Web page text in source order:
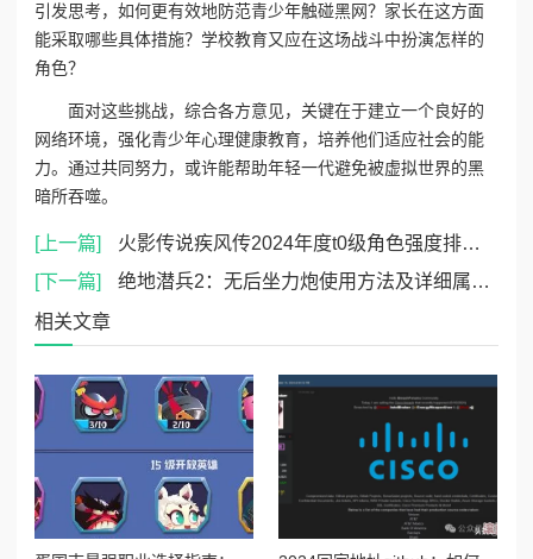
引发思考，如何更有效地防范青少年触碰黑网？家长在这方面
能采取哪些具体措施？学校教育又应在这场战斗中扮演怎样的
角色？
面对这些挑战，综合各方意见，关键在于建立一个良好的
网络环境，强化青少年心理健康教育，培养他们适应社会的能
力。通过共同努力，或许能帮助年轻一代避免被虚拟世界的黑
暗所吞噬。
[上一篇]
火影传说疾风传2024年度t0级角色强度排行及详解榜单
[下一篇]
绝地潜兵2：无后坐力炮使用方法及详细属性解析
相关文章